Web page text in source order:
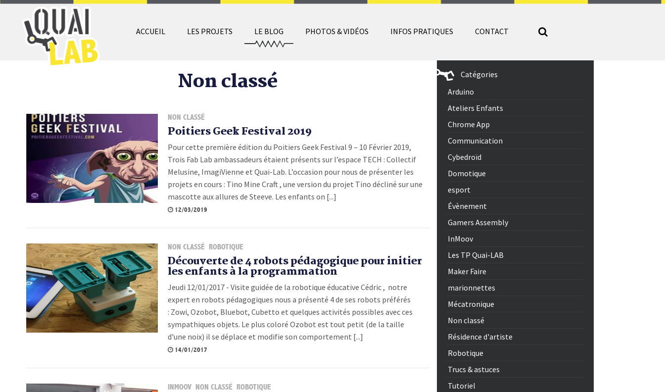
ACCUEIL LES PROJETS LE BLOG PHOTOS & VIDÉOS INFOS PRATIQUES CONTACT
Non classé
NON CLASSÉ
Poitiers Geek Festival 2019
Pour cette première édition du Poitiers Geek Festival 9 – 10 Février 2019,
Trois Fab Lab ambassadeurs étaient présents sur l’espace TECH : Collectif
Melusine, ImagiVienne et Quai-Lab. L’occasion pour nous de présenter les
projets en cours : Tino Mine Craft , une version du projet Tino décliné sur une
mascotte aux allures de Steeve. Les enfants on [...]
12/03/2019
NON CLASSÉ ROBOTIQUE
Découverte de 4 robots pédagogique pour initier
les enfants à la programmation
Jeudi 12/01/2017 - Visite guidée de la robotique éducative Cédric , notre
expert en robots pédagogiques nous a présenté 4 de ses robots préférés
: Zowi, Ozobot, Bluebot, Cubetto et quelques activités possibles avec ces
sympathiques objets. Le plus coloré Ozobot est tout petit (de la taille
d'une noix) il se déplace et modifie son comportement [...]
14/01/2017
INMOOV NON CLASSÉ ROBOTIQUE
Catégories
Arduino
Ateliers Enfants
Chrome App
Communication
Cybedroïd
Domotique
esport
Évènement
Gamers Assembly
InMoov
Les TP Quai-LAB
Maker Faire
marionnettes
Mécatronique
Non classé
Résidence d'artiste
Robotique
Trucs & astuces
Tutoriel